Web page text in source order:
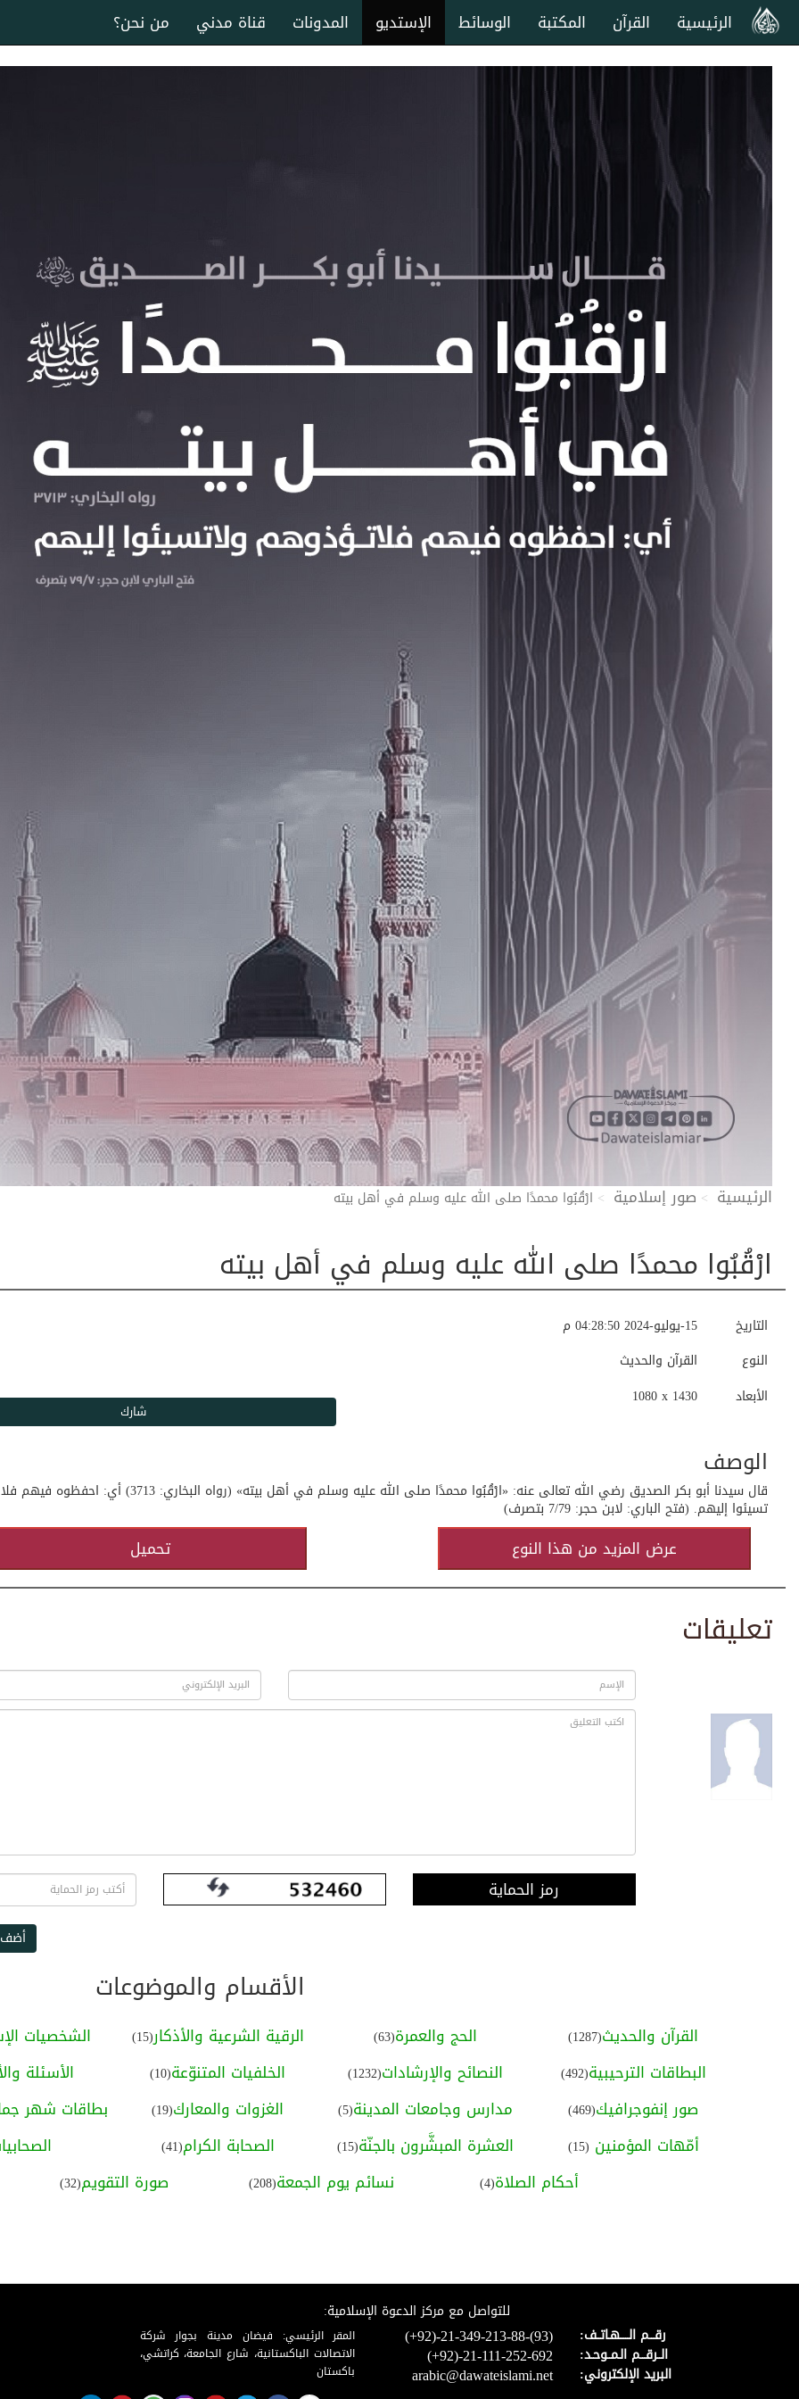
من نحن؟ قناة مدني المدونات الإستديو الوسائط المكتبة القرآن الرئيسية
الرئيسية صور إسلامية ارْقُبُوا محمدًا صلى الله عليه وسلم في أهل بيته
ارْقُبُوا محمدًا صلى الله عليه وسلم في أهل بيته
15-يوليو-2024 04:28:50 م
التاريخ
القرآن والحديث
النوع
1080 x 1430
الأبعاد
الوصف
قال سيدنا أبو بكر الصديق رضي الله تعالى عنه: «ارْقُبُوا محمدًا صلى الله عليه وسلم في أهل
تسيئوا إليهم. (فتح الباري: لابن حجر: 7/79 بتصرف)
تحميل عرض المزيد من هذا النوع
تعليقات
رمز الحماية
الأقسام والموضوعات
القرآن والحديث(1287) الحج والعمرة(63) الرقية الشرعية والأذكار(15) الشخصيات
البطاقات الترحيبية(492) النصائح والإرشادات(1232) الخلفيات المتنوّعة(10) الأسئلة
صور إنفوجرافيك(469) مدارس وجامعات المدينة(5) الغزوات والمعارك(19) بطاقات شهر
أمّهات المؤمنين (15) العشرة المبشَّرون بالجنّة(15) الصحابة الكرام(41)
أحكام الصلاة(4) نسائم يوم الجمعة(208) صورة التقويم(32)
للتواصل مع مركز الدعوة الإسلامية:
المقر الرئيسي: فيضان مدينة بجوار شركة
الاتصالات الباكستانية، شارع الجامعة، كراتشي،
باكستان
(+92)-21-349-213-88-(93) رقـــم الـــــهـاتــف:
(+92)-21-111-252-692 الــرقـــم الـمــوحـد:
arabic@dawateislami.net البريد الإلكتروني: